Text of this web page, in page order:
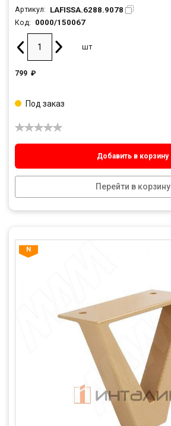
Артикул: LAFISSA.6288.9078
Код: 0000/150067
шт
799 ₽
Добавить в корзину
Перейти в корзину
Под заказ